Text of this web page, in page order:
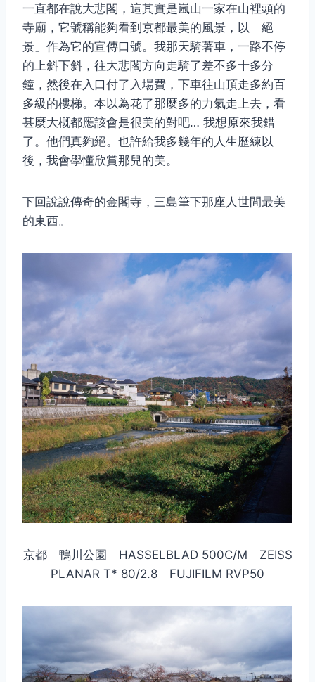
一直都在說大悲閣，這其實是嵐山一家在山裡頭的
寺廟，它號稱能夠看到京都最美的風景，以「絕
景」作為它的宣傳口號。我那天騎著車，一路不停
的上斜下斜，往大悲閣方向走騎了差不多十多分
鐘，然後在入口付了入場費，下車往山頂走多約百
多級的樓梯。本以為花了那麼多的力氣走上去，看
甚麼大概都應該會是很美的對吧… 我想原來我錯
了。他們真夠絕。也許給我多幾年的人生歷練以
後，我會學懂欣賞那兒的美。
下回說說傳奇的金閣寺，三島筆下那座人世間最美
的東西。
京都 鴨川公園 HASSELBLAD 500C/M ZEISS
PLANAR T* 80/2.8 FUJIFILM RVP50